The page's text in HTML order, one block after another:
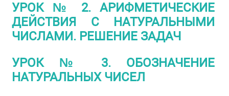
УРОК № 2. АРИФМЕТИЧЕСКИЕ
ДЕЙСТВИЯ С НАТУРАЛЬНЫМИ
ЧИСЛАМИ. РЕШЕНИЕ ЗАДАЧ
УРОК № 3. ОБОЗНАЧЕНИЕ
НАТУРАЛЬНЫХ ЧИСЕЛ